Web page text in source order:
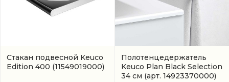
Стакан подвесной Keuco
Edition 400 (11549019000)
Полотенцедержатель
Keuco Plan Black Selection
34 см (арт. 14923370000)